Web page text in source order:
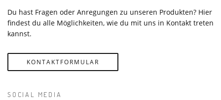
Du hast Fragen oder Anregungen zu unseren Produkten? Hier
findest du alle Möglichkeiten, wie du mit uns in Kontakt treten
kannst.
KONTAKTFORMULAR
SOCIAL MEDIA